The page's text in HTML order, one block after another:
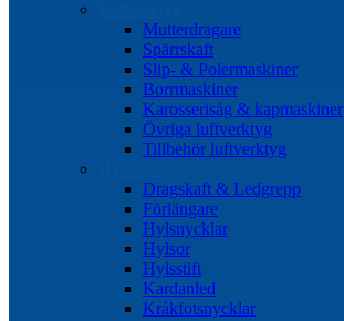
Mutterdragare
Spärrskaft
Slip- & Polermaskiner
Borrmaskiner
Karosserisåg & kapmaskiner
Övriga luftverktyg
Tillbehör luftverktyg
Dragskaft & Ledgrepp
Förlängare
Hylsnycklar
Hylsor
Hylsstift
Kardanled
Kråkfotsnycklar